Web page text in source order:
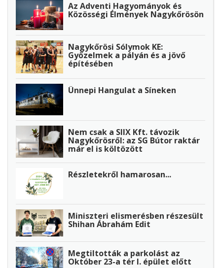
Az Adventi Hagyományok és
Közösségi Élmények Nagykőrösön
Nagykőrösi Sólymok KE:
Győzelmek a pályán és a jövő
építésében
Ünnepi Hangulat a Síneken
Nem csak a SIIX Kft. távozik
Nagykőrösről: az SG Bútor raktár
már el is költözött
Részletekről hamarosan...
Miniszteri elismerésben részesült
Shihan Ábrahám Edit
Megtiltották a parkolást az
Október 23-a tér I. épület előtt